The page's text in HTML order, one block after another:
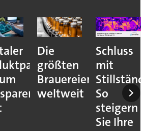
Die
größten
Brauereien
weltweit
Schluss
mit
So
steigern
Sie Ihre